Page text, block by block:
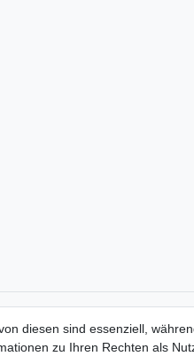
Händlerbund - rechtssicher
Produkt-Kataloge
diesen sind essenziell,
zu Ihren Rechten als